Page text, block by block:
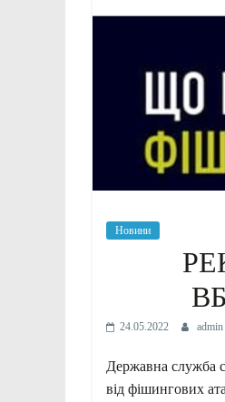
Новини
24.05.2022 admin
Державна служба
від фішингових